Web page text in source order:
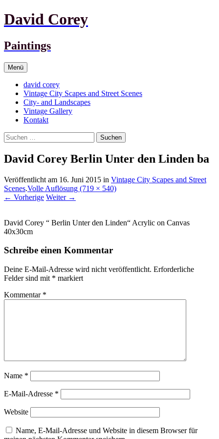
David Corey
Paintings
Menü Springe
zum
Inhalt
david corey
Vintage City Scapes and Street Scenes
City- and Landscapes
Vintage Gallery
Kontakt
Suchen
nach:
David Corey Berlin Unter den Linden ba
Veröffentlicht am 16. Juni 2015 in Vintage City Scapes and Street
Scenes.Volle Auflösung (719 × 540)
← Vorherige Weiter →
David Corey “ Berlin Unter den Linden“ Acrylic on Canvas
40x30cm
Schreibe einen Kommentar
Deine E-Mail-Adresse wird nicht veröffentlicht. Erforderliche
Felder sind mit * markiert
Kommentar *
Name *
E-Mail-Adresse *
Website
Name, E-Mail-Adresse und Website in diesem Browser für